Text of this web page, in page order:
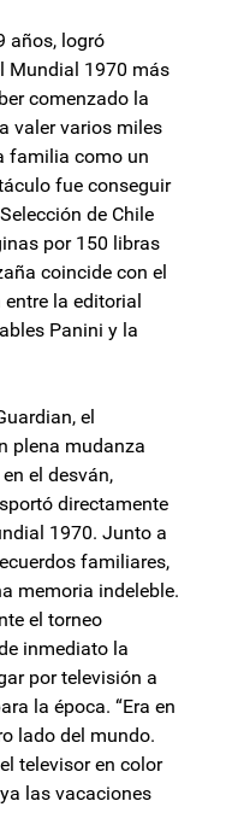
años, logró
Mundial 1970 más
comenzado la
valer varios miles
familia como un
fue conseguir
de Chile
por 150 libras
coincide con el
la editorial
Panini y la
el
plena mudanza
el desván,
directamente
1970. Junto a
familiares,
memoria indeleble.
el torneo
inmediato la
por televisión a
la época. “Era en
lado del mundo.
televisor en color
las vacaciones